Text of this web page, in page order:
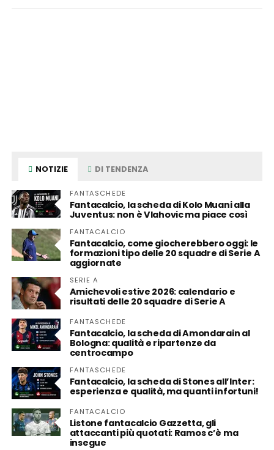
NOTIZIE DI TENDENZA
FANTASCHEDE
Fantacalcio, la scheda di Kolo Muani alla
Juventus: non è Vlahovic ma piace così
FANTACALCIO
Fantacalcio, come giocherebbero oggi: le
formazioni tipo delle 20 squadre di Serie A
aggiornate
SERIE A
Amichevoli estive 2026: calendario e
risultati delle 20 squadre di Serie A
FANTASCHEDE
Fantacalcio, la scheda di Amondarain al
Bologna: qualità e ripartenze da
centrocampo
FANTASCHEDE
Fantacalcio, la scheda di Stones all’Inter:
esperienza e qualità, ma quanti infortuni!
FANTACALCIO
Listone fantacalcio Gazzetta, gli
attaccanti più quotati: Ramos c’è ma
insegue